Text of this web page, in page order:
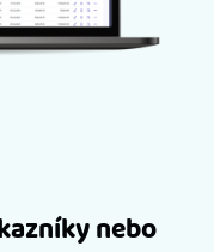
nebo